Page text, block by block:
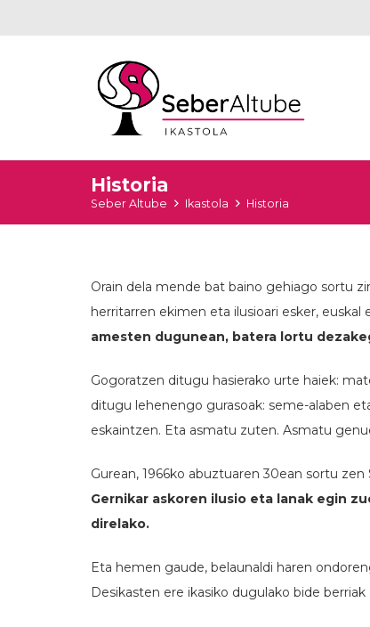
Historia
Seber Altube Ikastola Historia
Orain dela mende bat baino gehiago sortu
herritarren ekimen eta ilusioari esker,
amesten dugunean, batera lortu
Gogoratzen ditugu hasierako urte haiek:
ditugu lehenengo gurasoak: seme-alaben
eskaintzen. Eta asmatu zuten. Asmatu
Gurean, 1966ko abuztuaren 30ean sortu
Gernikar askoren ilusio eta lanak egin
direlako.
Eta hemen gaude, belaunaldi haren
Desikasten ere ikasiko dugulako bide